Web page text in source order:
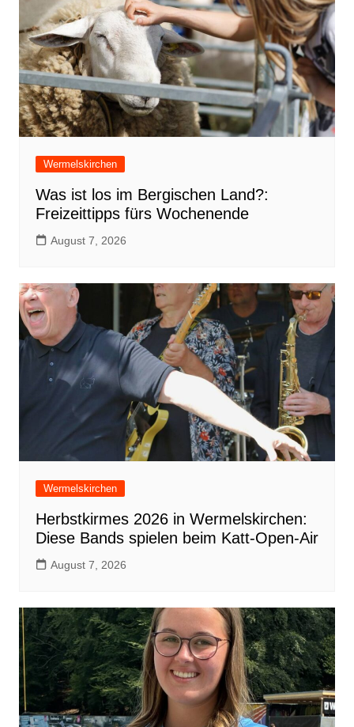
Wermelskirchen
Was ist los im Bergischen Land?:
Freizeittipps fürs Wochenende
August 7, 2026
Wermelskirchen
Herbstkirmes 2026 in Wermelskirchen:
Diese Bands spielen beim Katt-Open-Air
August 7, 2026